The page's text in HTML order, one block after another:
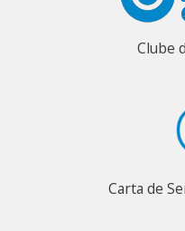
Clube
Carta de